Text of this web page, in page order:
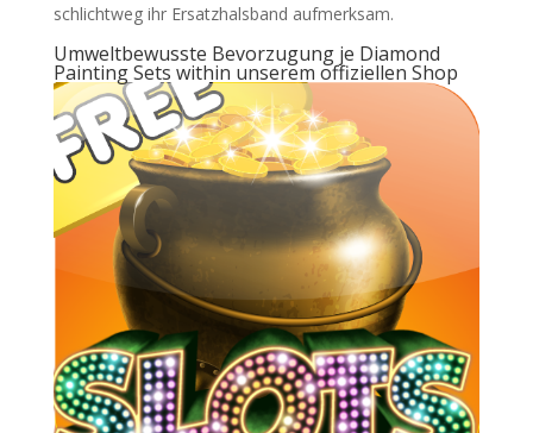
schlichtweg ihr Ersatzhalsband aufmerksam.
Umweltbewusste Bevorzugung je Diamond
Painting Sets within unserem offiziellen Shop